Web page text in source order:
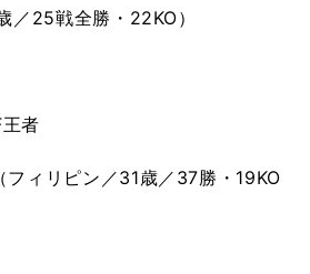
／25戦全勝・22KO）
者
フィリピン／31歳／37勝・19KO